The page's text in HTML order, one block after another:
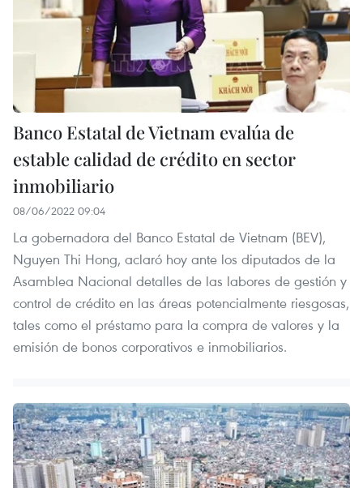
Banco Estatal de Vietnam evalúa de
estable calidad de crédito en sector
inmobiliario
08/06/2022 09:04
La gobernadora del Banco Estatal de Vietnam (BEV),
Nguyen Thi Hong, aclaró hoy ante los diputados de la
Asamblea Nacional detalles de las labores de gestión y
control de crédito en las áreas potencialmente riesgosas,
tales como el préstamo para la compra de valores y la
emisión de bonos corporativos e inmobiliarios.